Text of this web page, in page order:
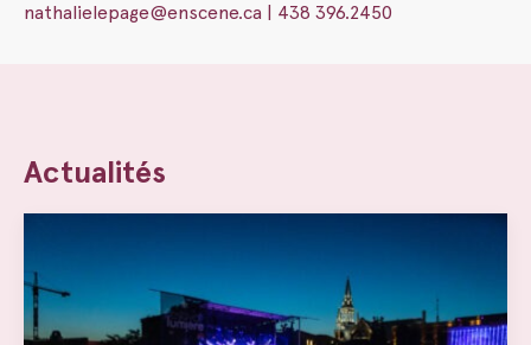
nathalielepage@enscene.ca | 438 396.2450
Actualités